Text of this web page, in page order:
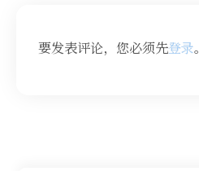
要发表评论，您必须先登录。